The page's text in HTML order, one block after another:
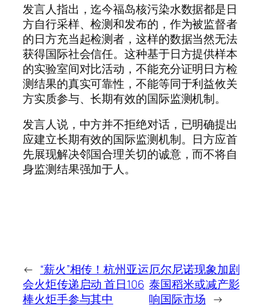
发言人指出，迄今福岛核污染水数据都是日
方自行采样、检测和发布的，作为被监督者
的日方充当起检测者，这样的数据当然无法
获得国际社会信任。这种基于日方提供样本
的实验室间对比活动，不能充分证明日方检
测结果的真实可靠性，不能等同于利益攸关
方实质参与、长期有效的国际监测机制。
发言人说，中方并不拒绝对话，已明确提出
应建立长期有效的国际监测机制。日方应首
先展现解决邻国合理关切的诚意，而不将自
身监测结果强加于人。
← “薪火”相传！杭州亚运
会火炬传递启动 首日106
棒火炬手参与其中
厄尔尼诺现象加剧
泰国稻米或减产影
响国际市场 →